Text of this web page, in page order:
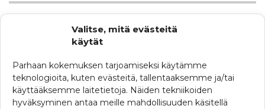
Valitse, mitä evästeitä
käytät
Parhaan kokemuksen tarjoamiseksi käytämme
teknologioita, kuten evästeitä, tallentaaksemme ja/tai
käyttääksemme laitetietoja. Näiden tekniikoiden
hyväksyminen antaa meille mahdollisuuden käsitellä